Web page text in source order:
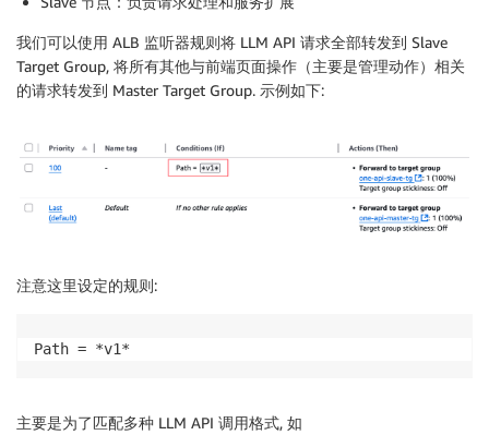
我们可以使用 ALB 监听器规则将 LLM API 请求全部转发到 Slave
Target Group, 将所有其他与前端页面操作（主要是管理动作）相关
的请求转发到 Master Target Group. 示例如下:
注意这里设定的规则:
Path = *v1*
主要是为了匹配多种 LLM API 调用格式, 如